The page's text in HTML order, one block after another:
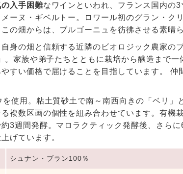
入手困難なワインといわれ、フランス国内の
ーヌ・ギベルトー。ロワール初のグラン・ク
この畑からは、ブルゴーニュを彷彿させる素晴
身の畑と信頼する近隣のビオロジック農家の
。家族や弟子たちとともに栽培から醸造まで
すい価格で届けることを目指しています。 仲
使用。粘土質砂土で南～南西向きの「ベリ」
複数区画の個性を組み合わせています。有機
3週間発酵。マロラクティック発酵後、さら
げています。
シュナン・ブラン100％